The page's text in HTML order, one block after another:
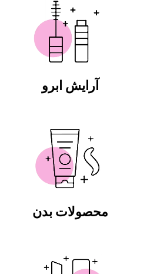
آرایش ابرو
محصولات بدن